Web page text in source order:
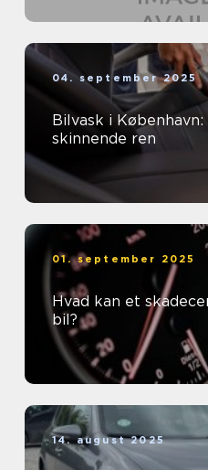
04. september 2025
Bilvask i København:
skinnende ren
01. september 2025
Hvad kan et
bil?
14. august 2025